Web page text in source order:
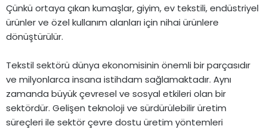
Çünkü ortaya çıkan kumaşlar, giyim, ev tekstili, endüstriyel
ürünler ve özel kullanım alanları için nihai ürünlere
dönüştürülür.
Tekstil sektörü dünya ekonomisinin önemli bir parçasıdır
ve milyonlarca insana istihdam sağlamaktadır. Aynı
zamanda büyük çevresel ve sosyal etkileri olan bir
sektördür. Gelişen teknoloji ve sürdürülebilir üretim
süreçleri ile sektör çevre dostu üretim yöntemleri